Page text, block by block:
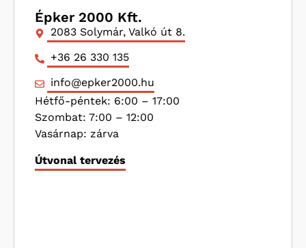
Épker 2000 Kft.
2083 Solymár, Valkó út 8.
+36 26 330 135
info@epker2000.hu
Hétfő-péntek: 6:00 – 17:00
Szombat: 7:00 – 12:00
Vasárnap: zárva
Útvonal tervezés